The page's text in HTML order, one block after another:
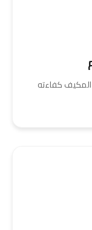
المكيف كفاءته